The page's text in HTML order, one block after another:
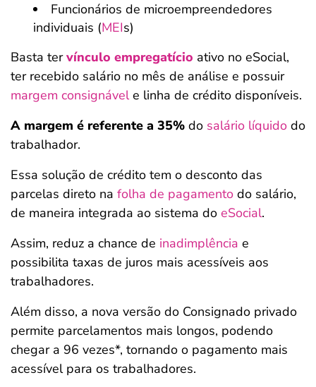
Funcionários de microempreendedores
individuais (MEIs)
Basta tervínculo empregatício ativo no eSocial,
ter recebido salário no mês de análise e possuir
margem consignávele linha de crédito disponíveis.
A margem é referente a 35% do salário líquido do
trabalhador.
Essa solução de crédito tem o desconto das
parcelas direto na folha de pagamento do salário,
de maneira integrada ao sistema do eSocial.
Assim, reduz a chance de inadimplência e
possibilita taxas de juros mais acessíveis aos
trabalhadores.
Além disso, a nova versão do Consignado privado
permite parcelamentos mais longos, podendo
chegar a 96 vezes*, tornando o pagamento mais
acessível para os trabalhadores.